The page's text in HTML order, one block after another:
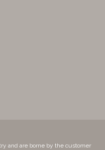
and are borne by the customer